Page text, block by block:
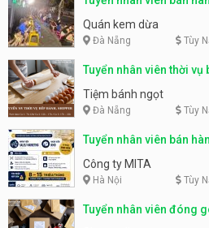
Quán kem dừa
Đà Nẵng Tùy
Tuyển nhân viên thời
Tiệm bánh ngọt
Đà Nẵng Tùy
Tuyển nhân viên bán
parttime, fulltime
Công ty MITA
Hà Nội Tùy
Tuyển nhân viên đóng